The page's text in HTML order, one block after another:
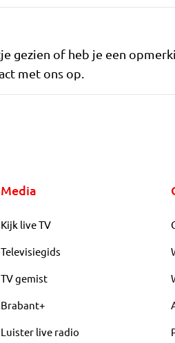
gezien of heb je een
met ons op.
Media
Kijk live TV
Televisiegids
TV gemist
Brabant+
Luister live radio